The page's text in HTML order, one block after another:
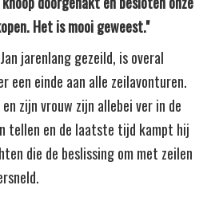
Het is mooi geweest.''
jarenlang gezeild, is overal
een einde aan alle zeilavonturen.
zijn vrouw zijn allebei ver in de
tellen en de laatste tijd kampt hij
die de beslissing om met zeilen